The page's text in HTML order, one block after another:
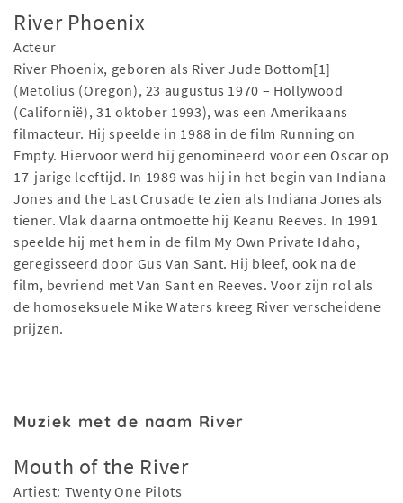
River Phoenix
Acteur
River Phoenix, geboren als River Jude Bottom[1]
(Metolius (Oregon), 23 augustus 1970 – Hollywood
(Californië), 31 oktober 1993), was een Amerikaans
filmacteur. Hij speelde in 1988 in de film Running on
Empty. Hiervoor werd hij genomineerd voor een Oscar op
17-jarige leeftijd. In 1989 was hij in het begin van Indiana
Jones and the Last Crusade te zien als Indiana Jones als
tiener. Vlak daarna ontmoette hij Keanu Reeves. In 1991
speelde hij met hem in de film My Own Private Idaho,
geregisseerd door Gus Van Sant. Hij bleef, ook na de
film, bevriend met Van Sant en Reeves. Voor zijn rol als
de homoseksuele Mike Waters kreeg River verscheidene
prijzen.
Muziek met de naam River
Mouth of the River
Artiest: Twenty One Pilots